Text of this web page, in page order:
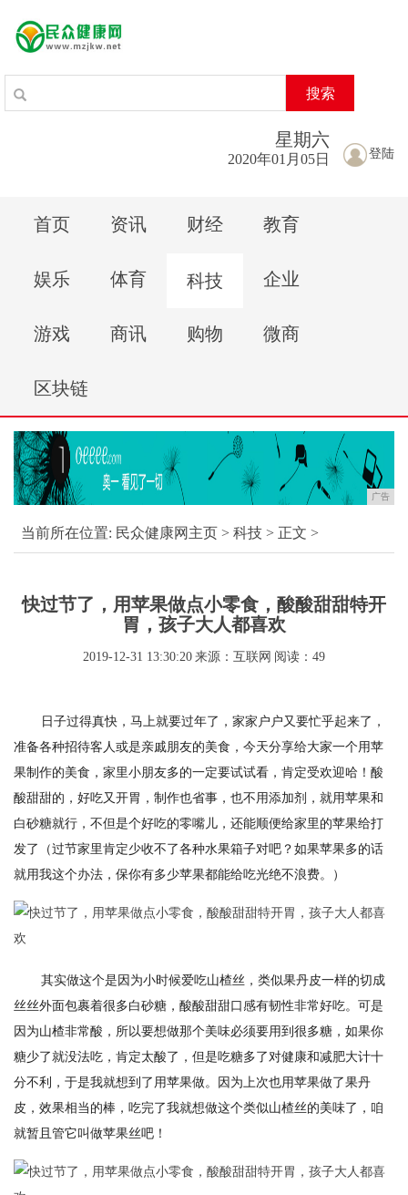
搜索
登陆
星期六
2020年01月05日
首页 资讯 财经 教育
娱乐 体育 科技 企业
游戏 商讯 购物 微商
区块链
广告
当前所在位置: 民众健康网主页 > 科技 > 正文 >
快过节了，用苹果做点小零食，酸酸甜甜特开
胃，孩子大人都喜欢
2019-12-31 13:30:20 来源：互联网 阅读：49
日子过得真快，马上就要过年了，家家户户又要忙乎起来了，
准备各种招待客人或是亲戚朋友的美食，今天分享给大家一个用苹
果制作的美食，家里小朋友多的一定要试试看，肯定受欢迎哈！酸
酸甜甜的，好吃又开胃，制作也省事，也不用添加剂，就用苹果和
白砂糖就行，不但是个好吃的零嘴儿，还能顺便给家里的苹果给打
发了（过节家里肯定少收不了各种水果箱子对吧？如果苹果多的话
就用我这个办法，保你有多少苹果都能给吃光绝不浪费。）
其实做这个是因为小时候爱吃山楂丝，类似果丹皮一样的切成
丝丝外面包裹着很多白砂糖，酸酸甜甜口感有韧性非常好吃。可是
因为山楂非常酸，所以要想做那个美味必须要用到很多糖，如果你
糖少了就没法吃，肯定太酸了，但是吃糖多了对健康和减肥大计十
分不利，于是我就想到了用苹果做。因为上次也用苹果做了果丹
皮，效果相当的棒，吃完了我就想做这个类似山楂丝的美味了，咱
就暂且管它叫做苹果丝吧！